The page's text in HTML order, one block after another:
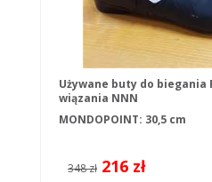
Używane buty do biegania
wiązania NNN
MONDOPOINT: 30,5 cm
348 zł 216 zł